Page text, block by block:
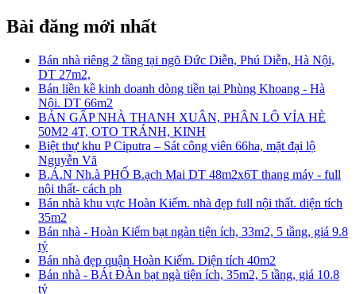
Bài đăng mới nhất
Bán nhà riêng 2 tầng tại ngõ Đức Diễn, Phú Diễn, Hà Nội,
DT 27m2,
Bán liền kề kinh doanh dòng tiền tại Phùng Khoang - Hà
Nội. DT 66m2
BÁN GẤP NHÀ THANH XUÂN, PHÂN LÔ VỈA HÈ
50M2 4T, OTO TRÁNH, KINH
Biệt thự khu P Ciputra – Sát công viên 66ha, mặt đại lộ
Nguyễn Vă
B.Á.N Nh.à PHỐ B.ạch Mai DT 48m2x6T thang máy - full
nội thất- cách ph
Bán nhà khu vực Hoàn Kiếm. nhà đẹp full nội thất. diện tích
35m2
Bán nhà - Hoàn Kiếm bạt ngàn tiện ích, 33m2, 5 tầng, giá 9.8
tỷ
Bán nhà đẹp quận Hoàn Kiếm. Diện tích 40m2
Bán nhà - BÁt ĐÀn bạt ngà tiện ích, 35m2, 5 tầng, giá 10.8
tỷ